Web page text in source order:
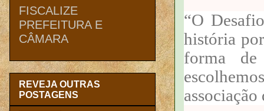
“O
história
forma
FISCALIZE
PREFEITURA E
CÂMARA
REVEJA OUTRAS
POSTAGENS